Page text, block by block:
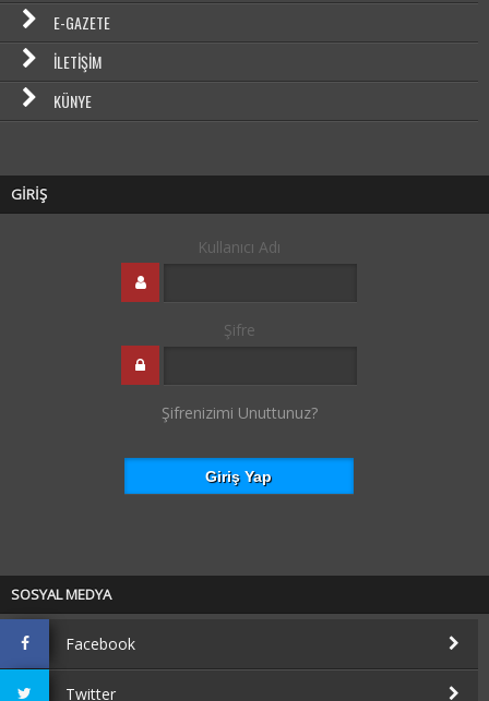
E-GAZETE
İLETIŞIM
KÜNYE
GİRİŞ
Kullanıcı Adı
Şifre
Şifrenizimi Unuttunuz?
SOSYAL MEDYA
Facebook
Twitter